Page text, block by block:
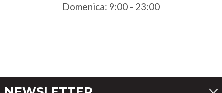
Domenica: 9:00 - 23:00